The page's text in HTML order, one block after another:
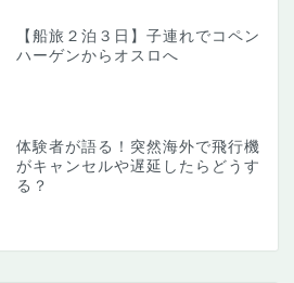
【船旅２泊３日】子連れでコペン
ハーゲンからオスロへ
体験者が語る！突然海外で飛行機
がキャンセルや遅延したらどうす
る？